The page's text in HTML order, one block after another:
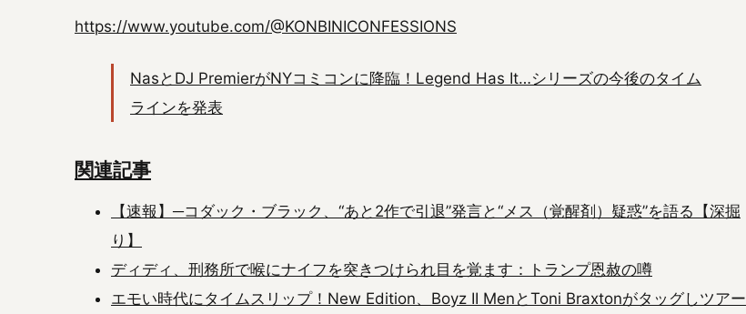
https://www.youtube.com/@KONBINICONFESSIONS
NasとDJ PremierがNYコミコンに降臨！Legend Has It…シリーズの今後のタイム
ラインを発表
関連記事
【速報】─コダック・ブラック、“あと2作で引退”発言と“メス（覚醒剤）疑惑”を語る【深掘
り】
ディディ、刑務所で喉にナイフを突きつけられ目を覚ます：トランプ恩赦の噂
エモい時代にタイムスリップ！New Edition、Boyz II MenとToni Braxtonがタッグしツアー